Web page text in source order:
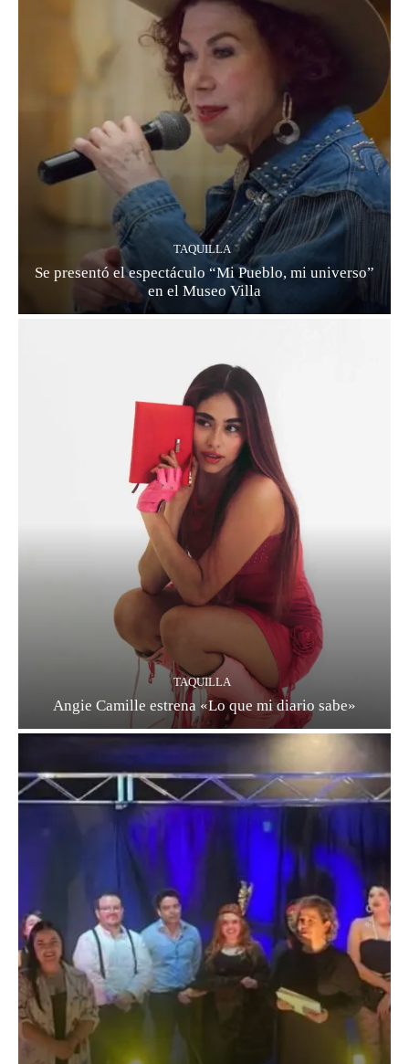
TAQUILLA
Se presentó el espectáculo “Mi Pueblo, mi universo”
en el Museo Villa
TAQUILLA
Angie Camille estrena «Lo que mi diario sabe»